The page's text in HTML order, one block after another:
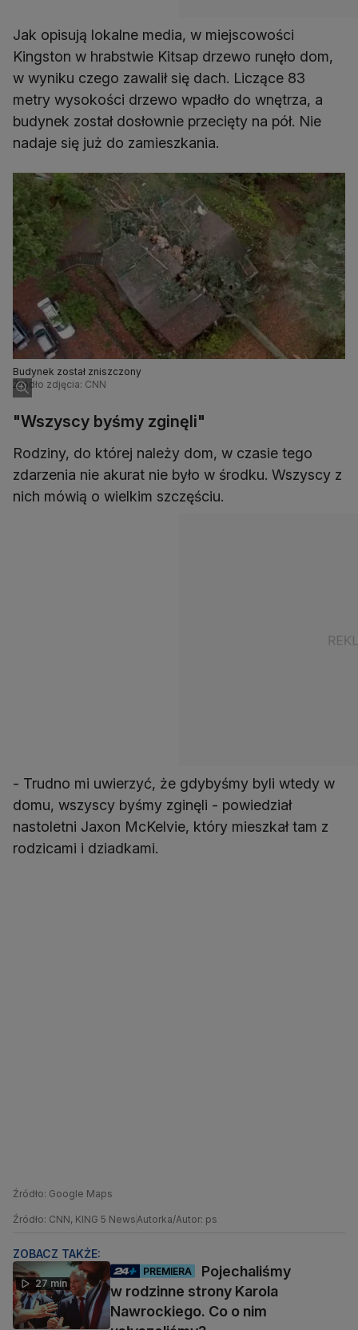
Jak opisują lokalne media, w miejscowości
Kingston w hrabstwie Kitsap drzewo runęło dom,
w wyniku czego zawalił się dach. Liczące 83
metry wysokości drzewo wpadło do wnętrza, a
budynek został dosłownie przecięty na pół. Nie
nadaje się już do zamieszkania.
Budynek został zniszczony
Źródło zdjęcia: CNN
"Wszyscy byśmy zginęli"
Rodziny, do której należy dom, w czasie tego
zdarzenia nie akurat nie było w środku. Wszyscy z
nich mówią o wielkim szczęściu.
- Trudno mi uwierzyć, że gdybyśmy byli wtedy w
domu, wszyscy byśmy zginęli - powiedział
nastoletni Jaxon McKelvie, który mieszkał tam z
rodzicami i dziadkami.
Źródło: Google Maps
Źródło: CNN, KING 5 NewsAutorka/Autor: ps
ZOBACZ TAKŻE:
27 min
PREMIERA
Pojechaliśmy
w rodzinne strony Karola
Nawrockiego. Co o nim